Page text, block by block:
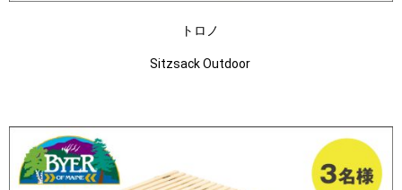
トロノ
Sitzsack Outdoor